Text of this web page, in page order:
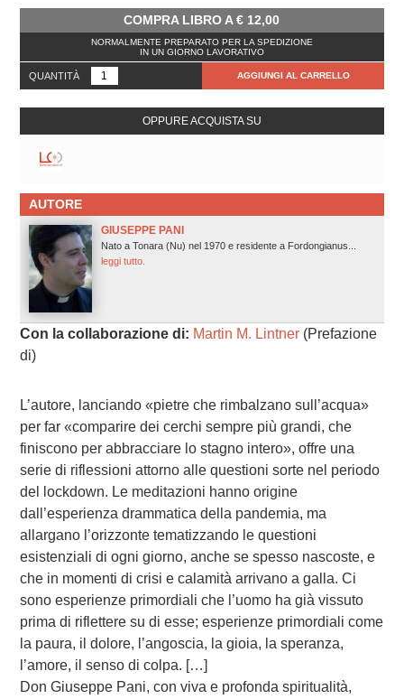
COMPRA LIBRO A€ 12,00
NORMALMENTE PREPARATO PER LA SPEDIZIONE
IN UN GIORNO LAVORATIVO
QUANTITÀ AGGIUNGI AL CARRELLO
OPPURE ACQUISTA SU
AUTORE
GIUSEPPE PANI
Nato a Tonara (Nu) nel 1970 e residente a Fordongianus...
leggi tutto.
Con la collaborazione di: Martin M. Lintner(Prefazione
di)
L’autore, lanciando «pietre che rimbalzano sull’acqua»
per far «comparire dei cerchi sempre più grandi, che
finiscono per abbracciare lo stagno intero», offre una
serie di riflessioni attorno alle questioni sorte nel periodo
del lockdown. Le meditazioni hanno origine
dall’esperienza drammatica della pandemia, ma
allargano l’orizzonte tematizzando le questioni
esistenziali di ogni giorno, anche se spesso nascoste, e
che in momenti di crisi e calamità arrivano a galla. Ci
sono esperienze primordiali che l’uomo ha già vissuto
prima di riflettere su di esse; esperienze primordiali come
la paura, il dolore, l’angoscia, la gioia, la speranza,
l’amore, il senso di colpa. […]
Don Giuseppe Pani, con viva e profonda spiritualità,